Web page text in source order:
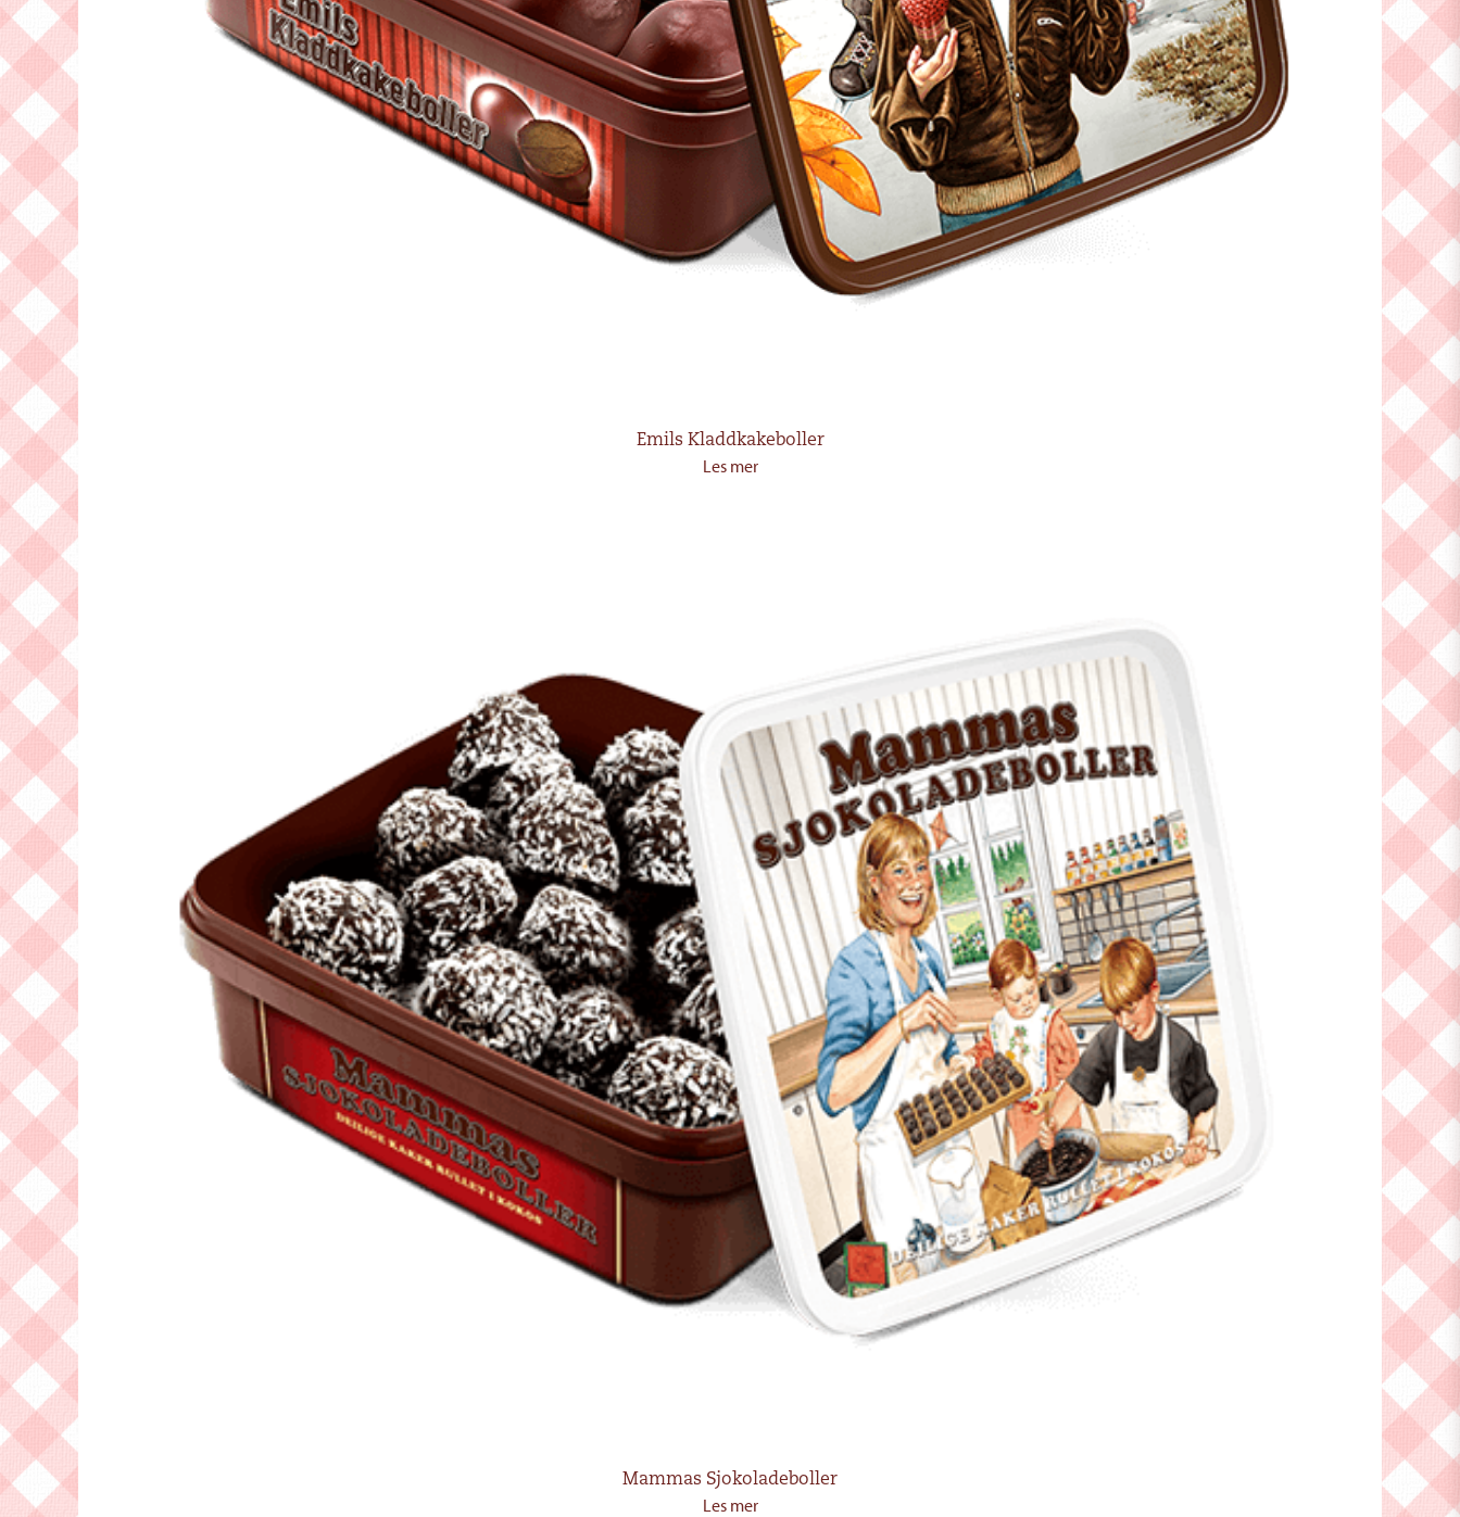
Emils Kladdkakeboller
Les mer
Mammas Sjokoladeboller
Les mer